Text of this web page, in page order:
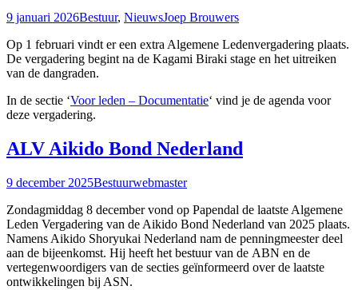
9 januari 2026Bestuur, NieuwsJoep Brouwers
Op 1 februari vindt er een extra Algemene Ledenvergadering plaats.
De vergadering begint na de Kagami Biraki stage en het uitreiken
van de dangraden.
In de sectie ‘Voor leden – Documentatie‘ vind je de agenda voor
deze vergadering.
ALV Aikido Bond Nederland
9 december 2025Bestuurwebmaster
Zondagmiddag 8 december vond op Papendal de laatste Algemene
Leden Vergadering van de Aikido Bond Nederland van 2025 plaats.
Namens Aikido Shoryukai Nederland nam de penningmeester deel
aan de bijeenkomst. Hij heeft het bestuur van de ABN en de
vertegenwoordigers van de secties geïnformeerd over de laatste
ontwikkelingen bij ASN.